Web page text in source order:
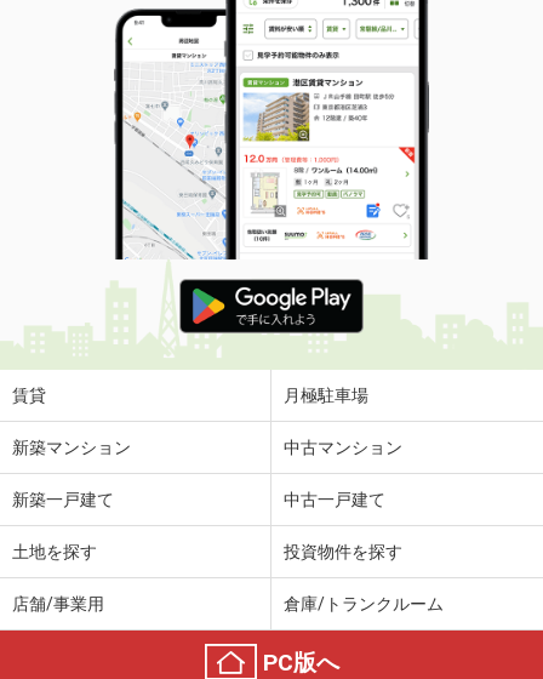
賃貸 月極駐車場
新築マンション 中古マンション
新築一戸建て 中古一戸建て
土地を探す 投資物件を探す
店舗/事業用 倉庫/トランクルーム
PC版へ